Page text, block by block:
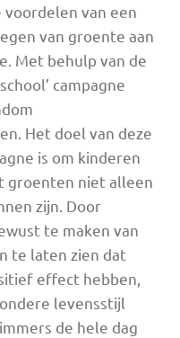
van een
van groente aan
Met behulp van de
campagne
Het doel van deze
is om kinderen
groenten niet alleen
zijn. Door
te maken van
te laten zien dat
effect hebben,
levensstijl
de hele dag